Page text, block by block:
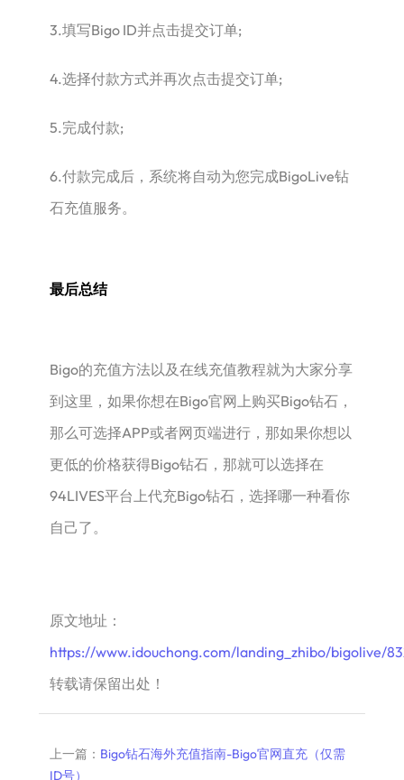
3.填写Bigo ID并点击提交订单;
4.选择付款方式并再次点击提交订单;
5.完成付款;
6.付款完成后，系统将自动为您完成BigoLive钻
石充值服务。
最后总结
Bigo的充值方法以及在线充值教程就为大家分享
到这里，如果你想在Bigo官网上购买Bigo钻石，
那么可选择APP或者网页端进行，那如果你想以
更低的价格获得Bigo钻石，那就可以选择在
94LIVES平台上代充Bigo钻石，选择哪一种看你
自己了。
原文地址：
https://www.idouchong.com/landing_zhibo/bigolive/
转载请保留出处！
上一篇： Bigo钻石海外充值指南-Bigo官网直充（仅需
ID号）